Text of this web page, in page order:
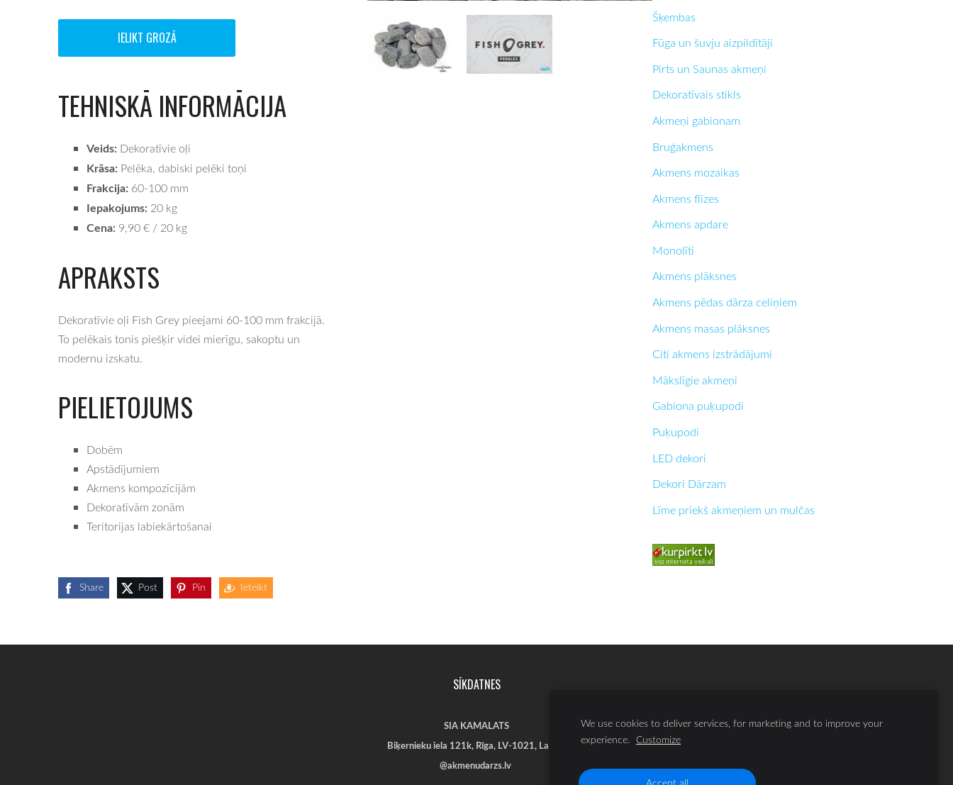
Šķembas
Fūga un šuvju aizpildītāji
Pirts un Saunas akmeņi
Dekoratīvais stikls
Akmeņi gabionam
Bruģakmens
Akmens mozaikas
Akmens flīzes
Akmens apdare
Monolīti
Akmens plāksnes
Akmens pēdas dārza celiņiem
Akmens masas plāksnes
Citi akmens izstrādājumi
Mākslīgie akmeņi
Gabiona puķupodi
Puķupodi
LED dekori
Dekori Dārzam
Līme priekš akmeņiem un mulčas
IELIKT GROZĀ
TEHNISKĀ INFORMĀCIJA
Veids: Dekoratīvie oļi
Krāsa: Pelēka, dabiski pelēki toņi
Frakcija: 60-100 mm
Iepakojums: 20 kg
Cena: 9,90 € / 20 kg
APRAKSTS
Dekoratīvie oļi Fish Grey pieejami 60-100 mm frakcijā.
To pelēkais tonis piešķir videi mierīgu, sakoptu un
modernu izskatu.
PIELIETOJUMS
Dobēm
Apstādījumiem
Akmens kompozīcijām
Dekoratīvām zonām
Teritorijas labiekārtošanai
Share Post Pin Ieteikt
SĪKDATNES
SIA KAMALATS
Biķernieku iela 121k, Rīga, LV-1021, Latvija
@akmenudarzs.lv
We use cookies to deliver services, for marketing and to improve your
experience. Customize